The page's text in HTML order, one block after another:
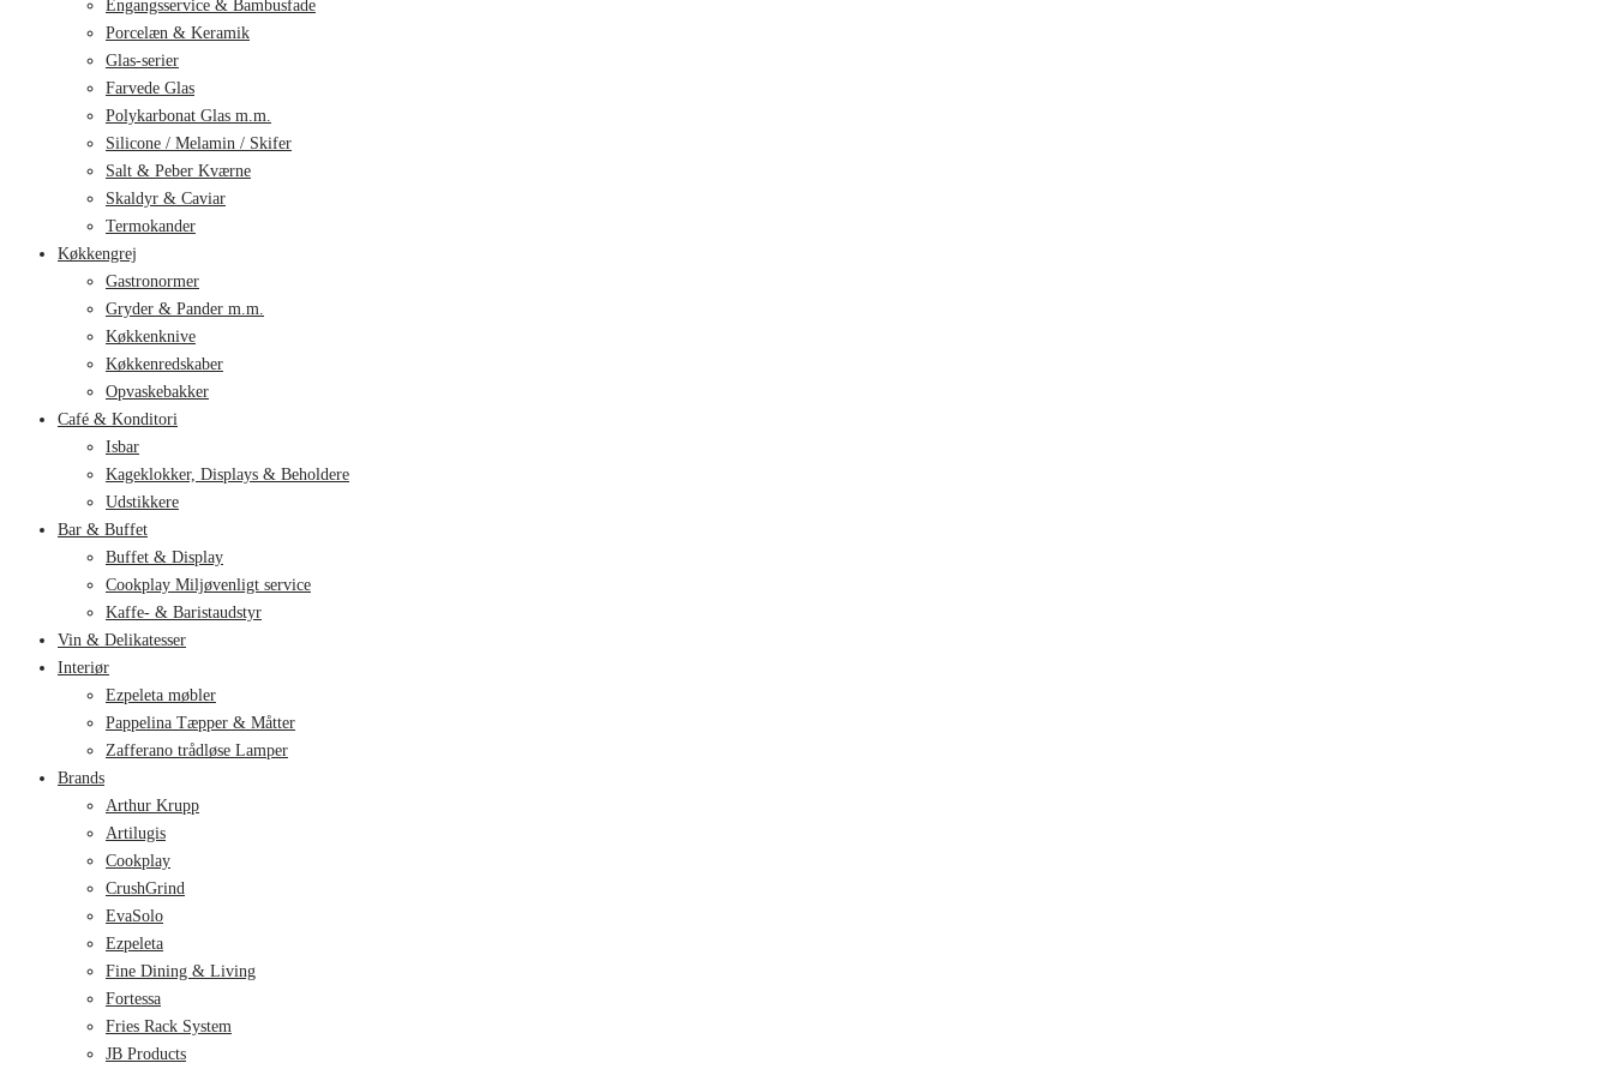
Engangsservice & Bambusfade
Porcelæn & Keramik
Glas-serier
Farvede Glas
Polykarbonat Glas m.m.
Silicone / Melamin / Skifer
Salt & Peber Kværne
Skaldyr & Caviar
Termokander
Køkkengrej
Gastronormer
Gryder & Pander m.m.
Køkkenknive
Køkkenredskaber
Opvaskebakker
Café & Konditori
Isbar
Kageklokker, Displays & Beholdere
Udstikkere
Bar & Buffet
Buffet & Display
Cookplay Miljøvenligt service
Kaffe- & Baristaudstyr
Vin & Delikatesser
Interiør
Ezpeleta møbler
Pappelina Tæpper & Måtter
Zafferano trådløse Lamper
Brands
Arthur Krupp
Artilugis
Cookplay
CrushGrind
EvaSolo
Ezpeleta
Fine Dining & Living
Fortessa
Fries Rack System
JB Products